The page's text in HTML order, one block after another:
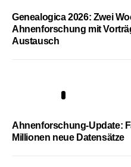
Genealogica 2026: Zwei
Ahnenforschung mit
Austausch
Ahnenforschung-Update:
Millionen neue Datensätze